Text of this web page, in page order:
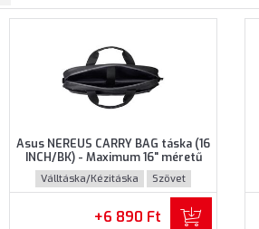
Asus NEREUS CARRY BAG táska (16
INCH/BK) - Maximum 16" méretű
notebookokhoz, Fekete színben
Válltáska/Kézitáska Szövet
+6 890 Ft